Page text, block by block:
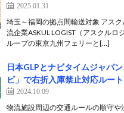
2025.01.31
埼玉～福岡の拠点間輸送対象 アス
流企業ASKUL LOGIST（アスクルロ
ループの東京九州フェリーと[…]
日本GLPとナビタイムジャパ
ビ」で右折入庫禁止対応ルー
2024.10.09
物流施設周辺の交通ルールの順守